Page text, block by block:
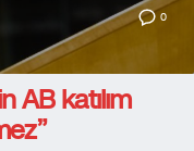
0
AB katılım